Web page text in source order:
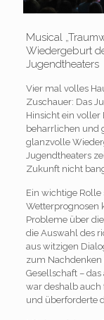
Musical
Wiedergeburt
Jugendtheaters
Vier mal volles
Zuschauer: Das
Hinsicht ein voller
beharrlichen und
glanzvolle
Jugendtheaters
Zukunft nicht
Ein wichtige Rolle
Wetterprognosen
Probleme über
die Auswahl des
aus witzigen
zum
Gesellschaft –
war deshalb auch
und überforderte